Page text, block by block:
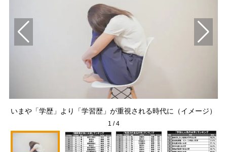
いまや「学歴」より「学習歴」が重視される時代に（イメージ）
1 /4